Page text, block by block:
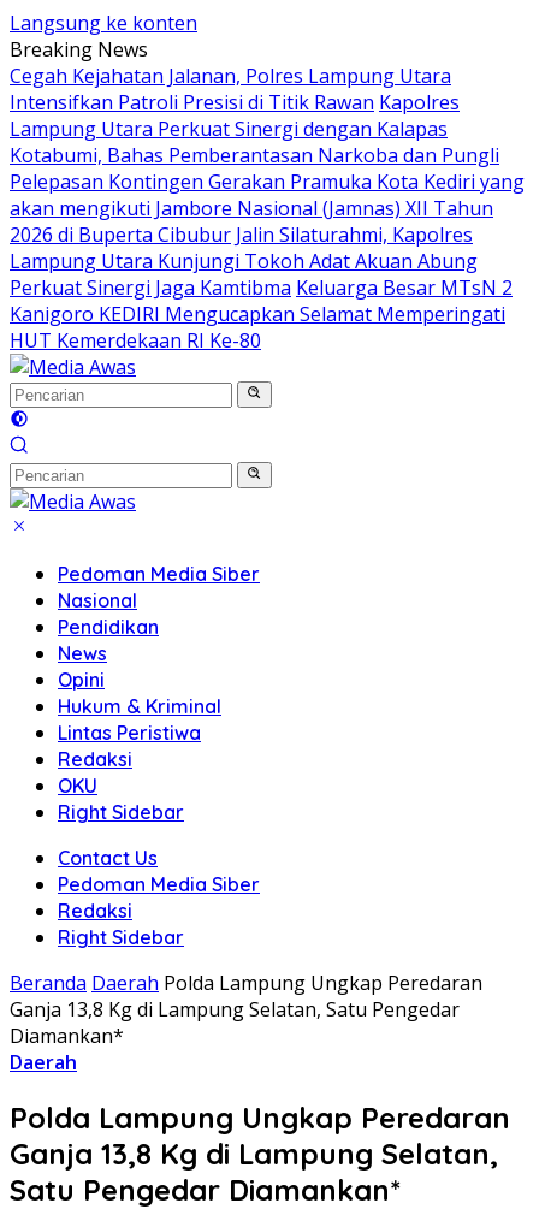
Langsung ke konten
Breaking News
Cegah Kejahatan Jalanan, Polres Lampung Utara
Intensifkan Patroli Presisi di Titik Rawan Kapolres
Lampung Utara Perkuat Sinergi dengan Kalapas
Kotabumi, Bahas Pemberantasan Narkoba dan Pungli
Pelepasan Kontingen Gerakan Pramuka Kota Kediri yang
akan mengikuti Jambore Nasional (Jamnas) XII Tahun
2026 di Buperta Cibubur Jalin Silaturahmi, Kapolres
Lampung Utara Kunjungi Tokoh Adat Akuan Abung
Perkuat Sinergi Jaga Kamtibma Keluarga Besar MTsN 2
Kanigoro KEDIRI Mengucapkan Selamat Memperingati
HUT Kemerdekaan RI Ke-80
Pedoman Media Siber
Nasional
Pendidikan
News
Opini
Hukum & Kriminal
Lintas Peristiwa
Redaksi
OKU
Right Sidebar
Contact Us
Pedoman Media Siber
Redaksi
Right Sidebar
Beranda Daerah Polda Lampung Ungkap Peredaran
Ganja 13,8 Kg di Lampung Selatan, Satu Pengedar
Diamankan*
Daerah
Polda Lampung Ungkap Peredaran
Ganja 13,8 Kg di Lampung Selatan,
Satu Pengedar Diamankan*